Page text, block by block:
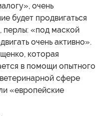
очень
будет продвигаться
перлы: «под маской
очень активно».
которая
в помощи опытного
сфере
«европейские